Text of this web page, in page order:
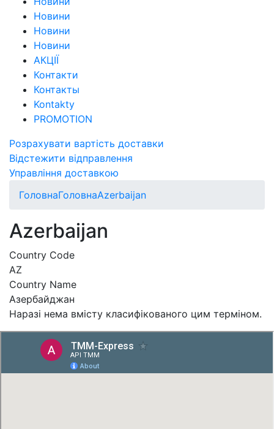
Новини
Новини
Новини
АКЦІЇ
Контакти
Контакты
Kontakty
PROMOTION
Розрахувати вартість доставки
Відстежити відправлення
Управління доставкою
ГоловнаГоловнаAzerbaijan
Azerbaijan
Country Code
AZ
Country Name
Азербайджан
Наразі нема вмісту класифікованого цим терміном.